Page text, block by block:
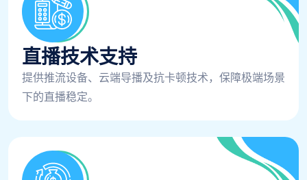
直播技术支持
提供推流设备、云端导播及抗卡顿技术，保障极端场景
下的直播稳定。